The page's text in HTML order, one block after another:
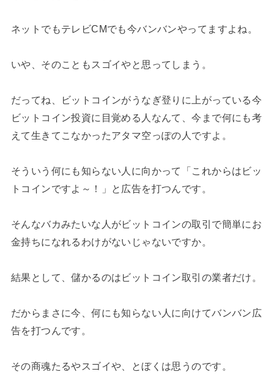
ネットでもテレビCMでも今バンバンやってますよね。
いや、そのこともスゴイやと思ってしまう。
だってね、ビットコインがうなぎ登りに上がっている今
ビットコイン投資に目覚める人なんて、今まで何にも考
えて生きてこなかったアタマ空っぽの人ですよ。
そういう何にも知らない人に向かって「これからはビッ
トコインですよ～！」と広告を打つんです。
そんなバカみたいな人がビットコインの取引で簡単にお
金持ちになれるわけがないじゃないですか。
結果として、儲かるのはビットコイン取引の業者だけ。
だからまさに今、何にも知らない人に向けてバンバン広
告を打つんです。
その商魂たるやスゴイや、とぼくは思うのです。